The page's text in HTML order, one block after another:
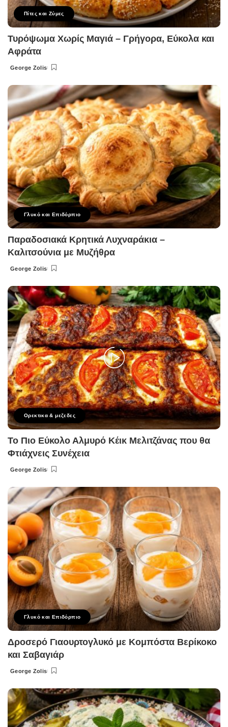
Πίτες και Ζύμες
Τυρόψωμα Χωρίς Μαγιά – Γρήγορα, Εύκολα και
Αφράτα
Posted
George Zolis
Γλυκό και Επιδόρπιο
Παραδοσιακά Κρητικά Λυχναράκια –
Καλιτσούνια με Μυζήθρα
Posted
George Zolis
Ορεκτικα & μεζεδες
Το Πιο Εύκολο Αλμυρό Κέικ Μελιτζάνας που θα
Φτιάχνεις Συνέχεια
Posted
George Zolis
Γλυκό και Επιδόρπιο
Δροσερό Γιαουρτογλυκό με Κομπόστα Βερίκοκο
και Σαβαγιάρ
Posted
George Zolis